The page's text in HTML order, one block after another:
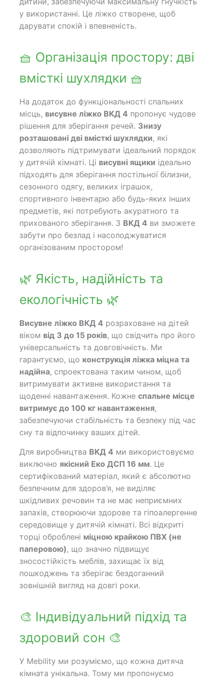
у використанні. Це ліжко створене, щоб
дарувати спокій і впевненість.
🧺 Організація простору: дві
вмісткі шухлядки 🧺
На додаток до функціональності спальних
місць, висувне ліжко ВКД 4 пропонує чудове
рішення для зберігання речей. Знизу
розташовані дві вмісткі шухлядки, які
дозволяють підтримувати ідеальний порядок
у дитячій кімнаті. Ці висувні ящики ідеально
підходять для зберігання постільної білизни,
сезонного одягу, великих іграшок,
спортивного інвентарю або будь-яких інших
предметів, які потребують акуратного та
прихованого зберігання. З ВКД 4 ви зможете
забути про безлад і насолоджуватися
організованим простором!
🌿 Якість, надійність та
екологічність 🌿
Висувне ліжко ВКД 4 розраховане на дітей
віком від 3 до 15 років, що свідчить про його
універсальність та довговічність. Ми
гарантуємо, що конструкція ліжка міцна та
надійна, спроектована таким чином, щоб
витримувати активне використання та
щоденні навантаження. Кожне спальне місце
витримує до 100 кг навантаження,
забезпечуючи стабільність та безпеку під час
сну та відпочинку ваших дітей.
Для виробництва ВКД 4 ми використовуємо
виключно якісний Еко ДСП 16 мм. Це
сертифікований матеріал, який є абсолютно
безпечним для здоров’я, не виділяє
шкідливих речовин та не має неприємних
запахів, створюючи здорове та гіпоалергенне
середовище у дитячій кімнаті. Всі відкриті
торці оброблені міцною крайкою ПВХ (не
паперовою), що значно підвищує
зносостійкість меблів, захищає їх від
пошкоджень та зберігає бездоганний
зовнішній вигляд на довгі роки.
🎨 Індивідуальний підхід та
здоровий сон 🎨
У Mebility ми розуміємо, що кожна дитяча
кімната унікальна. Тому ми пропонуємо